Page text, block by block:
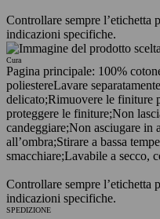
Controllare sempre l’etichetta
indicazioni specifiche.
Cura
Pagina principale: 100%
poliestereLavare
delicato;Rimuovere le finiture
proteggere le finiture;Non
candeggiare;Non asciugare in
all’ombra;Stirare a bassa
smacchiare;Lavabile a secco,
Controllare sempre l’etichetta
indicazioni specifiche.
SPEDIZIONE